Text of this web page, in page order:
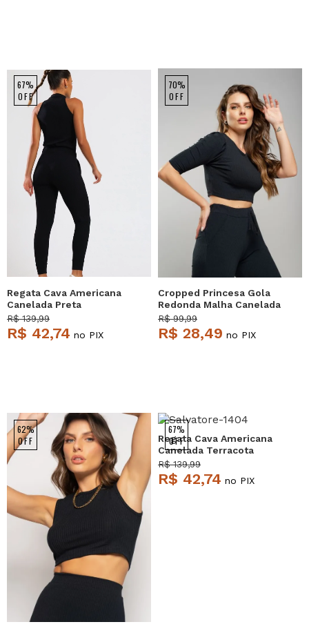
67%
OFF
Regata Cava Americana
Canelada Preta
Salvatore
R$ 139,99
R$ 42,74 no PIX
70%
OFF
Cropped Princesa Gola
Redonda Malha Canelada
Preto Salvatore
R$ 99,99
R$ 28,49 no PIX
62%
OFF
67%
OFF
Regata Cava Americana
Canelada Terracota
Salvatore
R$ 139,99
R$ 42,74 no PIX